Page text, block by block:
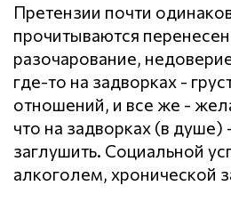
Претензии почти
прочитываются
разочарование,
где-то на задворках -
отношений, и все же -
что на задворках (в душе)
заглушить. Социальной
алкоголем, хронической